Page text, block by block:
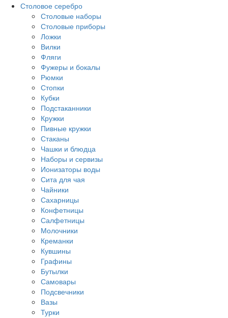
Столовое серебро
Столовые наборы
Столовые приборы
Ложки
Вилки
Фляги
Фужеры и бокалы
Рюмки
Стопки
Кубки
Подстаканники
Кружки
Пивные кружки
Стаканы
Чашки и блюдца
Наборы и сервизы
Ионизаторы воды
Сита для чая
Чайники
Сахарницы
Конфетницы
Салфетницы
Молочники
Креманки
Кувшины
Графины
Бутылки
Самовары
Подсвечники
Вазы
Турки